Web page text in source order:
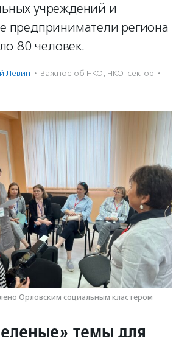
учреждений и
предприниматели региона
80 человек.
Левин · Важное об НКО, НКО-сектор ·
Орловским социальным кластером
темы для